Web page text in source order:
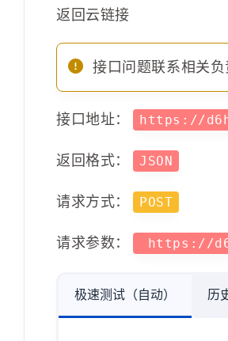
返回云链接
接口问题联系相关负
接口地址： https://
返回格式： JSON
请求方式： POST
请求参数： https://
极速测试（自动） 历